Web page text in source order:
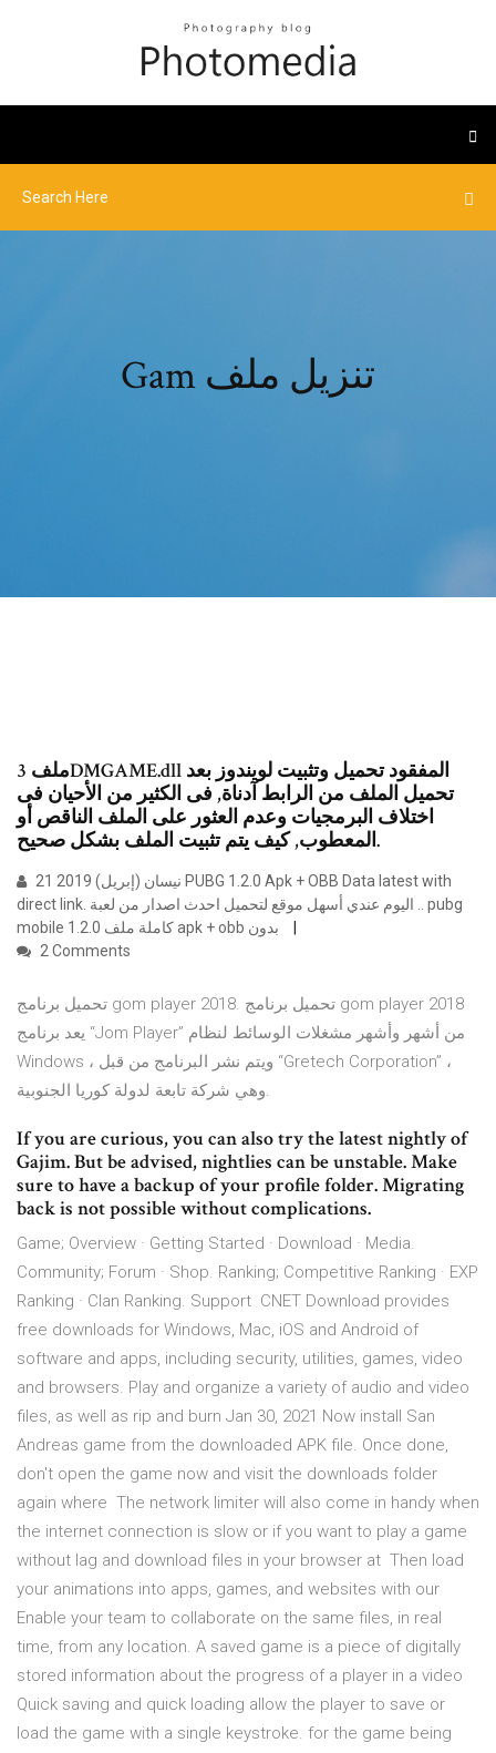
Gam تنزيل ملف
ملف 3DMGAME.dll المفقود تحميل وتثبيت لويندوز بعد
تحميل الملف من الرابط آدناة, فى الكثير من الأحيان فى
اختلاف البرمجيات وعدم العثور على الملف الناقص أو
المعطوب, كيف يتم تثبيت الملف بشكل صحيح.
21 نيسان (إبريل) 2019 PUBG 1.2.0 Apk + OBB Data latest with
direct link. اليوم عندي أسهل موقع لتحميل احدث اصدار من لعبة .. pubg
2 Comments
تحميل برنامج gom player 2018. تحميل برنامج gom player 2018
يعد برنامج “Jom Player” من أشهر وأشهر مشغلات الوسائط لنظام
Windows ، ويتم نشر البرنامج من قبل “Gretech Corporation” ،
وهي شركة تابعة لدولة كوريا الجنوبية.
If you are curious, you can also try the latest nightly of
Gajim. But be advised, nightlies can be unstable. Make
sure to have a backup of your profile folder. Migrating
back is not possible without complications.
Game; Overview · Getting Started · Download · Media.
Community; Forum · Shop. Ranking; Competitive Ranking · EXP
Ranking · Clan Ranking. Support CNET Download provides
free downloads for Windows, Mac, iOS and Android of
software and apps, including security, utilities, games, video
and browsers. Play and organize a variety of audio and video
files, as well as rip and burn Jan 30, 2021 Now install San
Andreas game from the downloaded APK file. Once done,
don't open the game now and visit the downloads folder
again where The network limiter will also come in handy when
the internet connection is slow or if you want to play a game
without lag and download files in your browser at Then load
your animations into apps, games, and websites with our
Enable your team to collaborate on the same files, in real
time, from any location. A saved game is a piece of digitally
stored information about the progress of a player in a video
Quick saving and quick loading allow the player to save or
load the game with a single keystroke. for the game being